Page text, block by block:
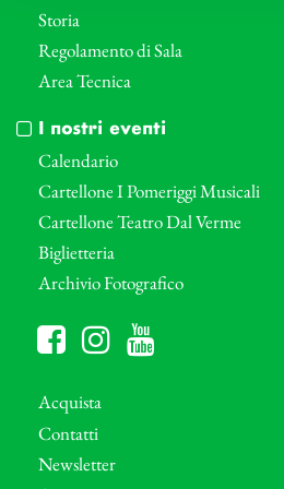
Storia
Regolamento di Sala
Area Tecnica
I nostri eventi
Calendario
Cartellone I Pomeriggi Musicali
Cartellone Teatro Dal Verme
Biglietteria
Archivio Fotografico
Acquista
Contatti
Newsletter